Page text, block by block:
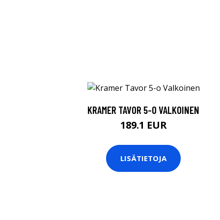
KRAMER TAVOR 5-O VALKOINEN
189.1 EUR
LISÄTIETOJA